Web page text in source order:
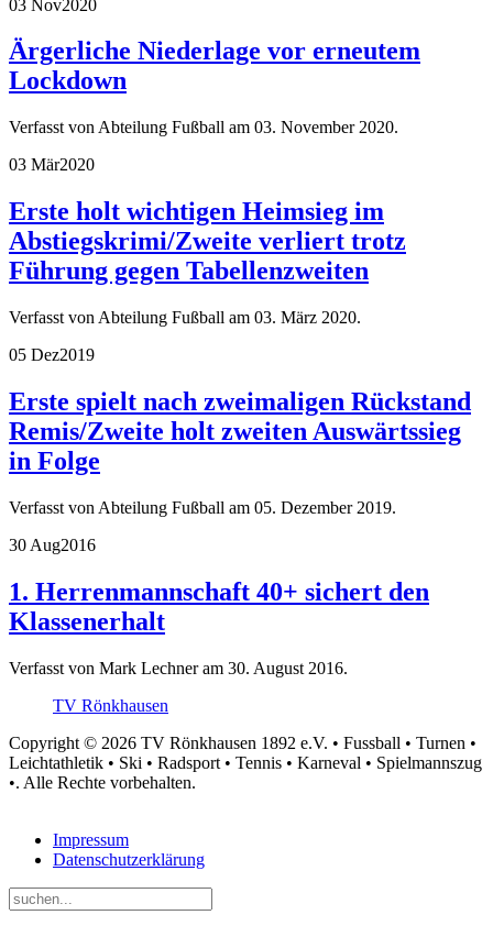
03 Nov2020
Ärgerliche Niederlage vor erneutem
Lockdown
Verfasst von Abteilung Fußball am 03. November 2020.
03 Mär2020
Erste holt wichtigen Heimsieg im
Abstiegskrimi/Zweite verliert trotz
Führung gegen Tabellenzweiten
Verfasst von Abteilung Fußball am 03. März 2020.
05 Dez2019
Erste spielt nach zweimaligen Rückstand
Remis/Zweite holt zweiten Auswärtssieg
in Folge
Verfasst von Abteilung Fußball am 05. Dezember 2019.
30 Aug2016
1. Herrenmannschaft 40+ sichert den
Klassenerhalt
Verfasst von Mark Lechner am 30. August 2016.
TV Rönkhausen
Copyright © 2026 TV Rönkhausen 1892 e.V. • Fussball • Turnen •
Leichtathletik • Ski • Radsport • Tennis • Karneval • Spielmannszug
•. Alle Rechte vorbehalten.
Impressum
Datenschutzerklärung